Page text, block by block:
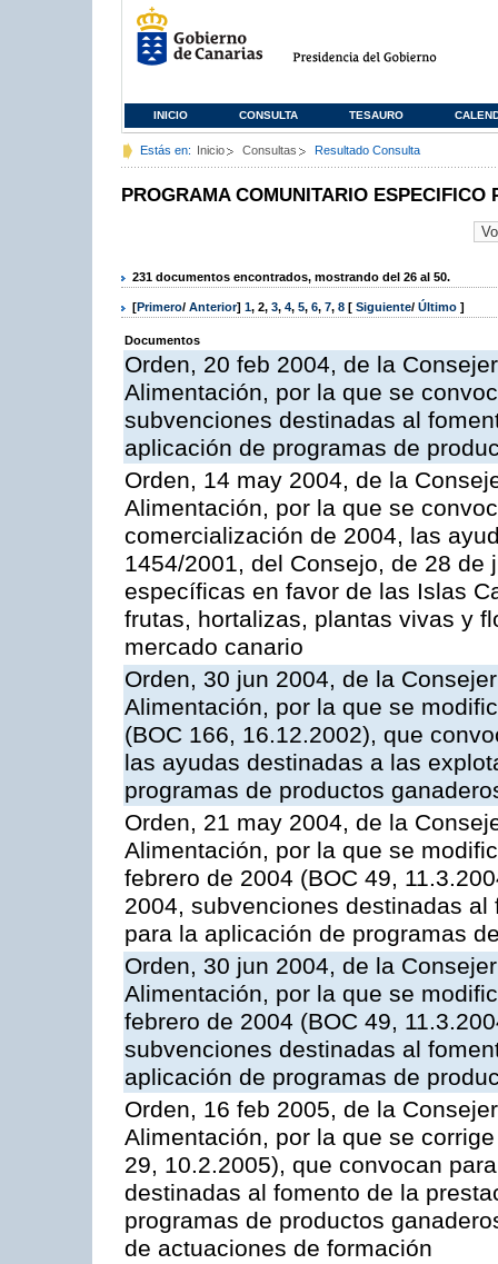
INICIO CONSULTA TESAURO
Estás en: Inicio Consultas Resultado Consulta
PROGRAMA COMUNITARIO ESPECIFICO
231 documentos encontrados, mostrando del 26 al 50.
[Primero/ Anterior] 1, 2, 3, 4, 5, 6, 7, 8 [ Siguiente/ Último ]
Documentos
Orden, 20 feb 2004, de la
Alimentación, por la que se
subvenciones destinadas al
aplicación de programas de
Orden, 14 may 2004, de la
Alimentación, por la que se
comercialización de 2004, las
1454/2001, del Consejo, de 28 de
específicas en favor de las Islas
frutas, hortalizas, plantas vivas y
mercado canario
Orden, 30 jun 2004, de la
Alimentación, por la que se
(BOC 166, 16.12.2002), que
las ayudas destinadas a las
programas de productos
Orden, 21 may 2004, de la
Alimentación, por la que se
febrero de 2004 (BOC 49,
2004, subvenciones destinadas
para la aplicación de programas
Orden, 30 jun 2004, de la
Alimentación, por la que se
febrero de 2004 (BOC 49,
subvenciones destinadas al
aplicación de programas de
Orden, 16 feb 2005, de la
Alimentación, por la que se
29, 10.2.2005), que convocan
destinadas al fomento de la
programas de productos
de actuaciones de formación